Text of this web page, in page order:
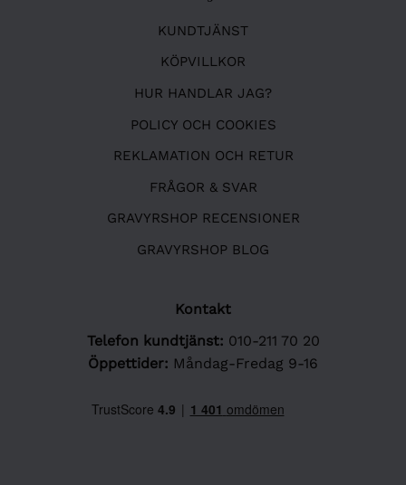
KUNDTJÄNST
KÖPVILLKOR
HUR HANDLAR JAG?
POLICY OCH COOKIES
REKLAMATION OCH RETUR
FRÅGOR & SVAR
GRAVYRSHOP RECENSIONER
GRAVYRSHOP BLOG
Kontakt
Telefon kundtjänst: 010-211 70 20
Öppettider: Måndag-Fredag 9-16